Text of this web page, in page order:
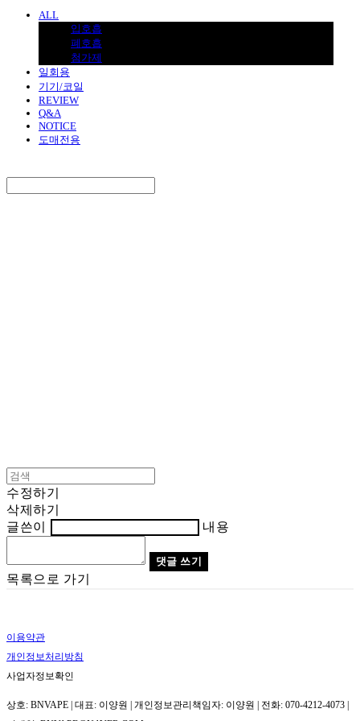
ALL
입호흡
폐호흡
첨가제
일회용
기기/코일
REVIEW
Q&A
NOTICE
도매전용
수정하기
삭제하기
글쓴이
내용
댓글 쓰기
목록으로 가기
이용약관
개인정보처리방침
사업자정보확인
상호: BNVAPE | 대표: 이양원 | 개인정보관리책임자: 이양원 | 전화: 070-4212-4073 |